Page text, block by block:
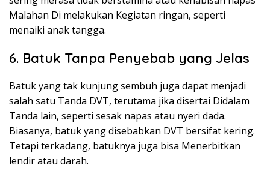
Malahan Di melakukan Kegiatan ringan, seperti
menaiki anak tangga.
6. Batuk Tanpa Penyebab yang Jelas
Batuk yang tak kunjung sembuh juga dapat menjadi
salah satu Tanda DVT, terutama jika disertai Didalam
Tanda lain, seperti sesak napas atau nyeri dada.
Biasanya, batuk yang disebabkan DVT bersifat kering.
Tetapi terkadang, batuknya juga bisa Menerbitkan
lendir atau darah.